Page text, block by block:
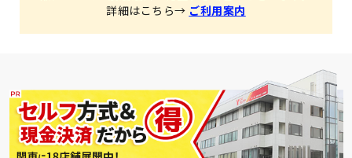
詳細はこちら→ ご利用案内